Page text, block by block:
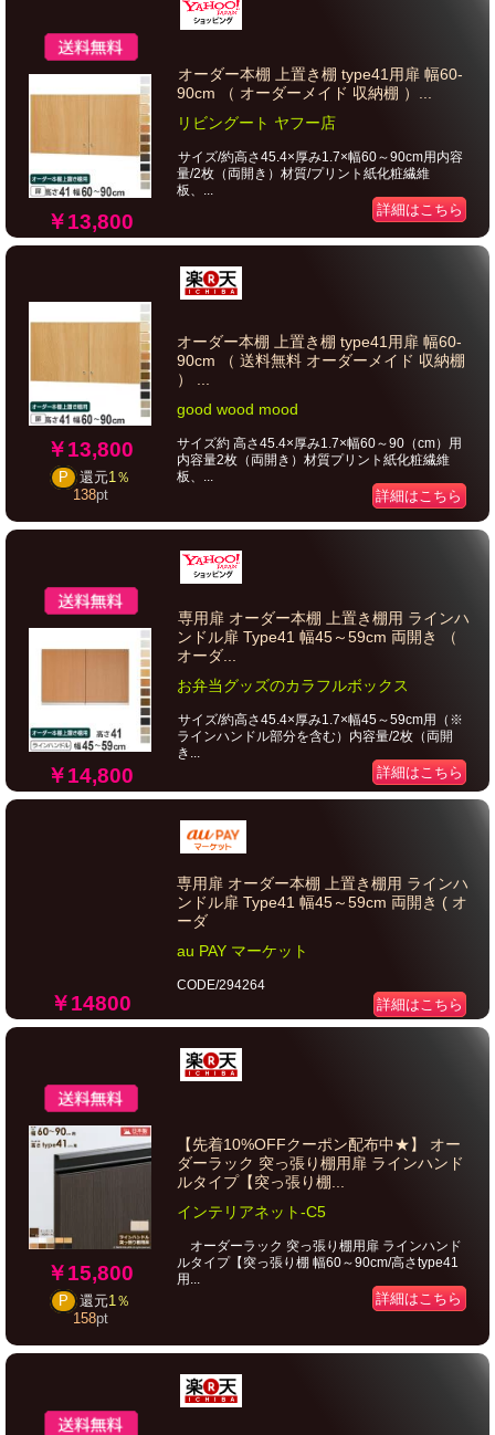
￥13,800
オーダー本棚 上置き棚 type41用扉 幅60-
90cm （ オーダーメイド 収納棚 ）...
リビングート ヤフー店
サイズ/約高さ45.4×厚み1.7×幅60～90cm用内容
量/2枚（両開き）材質/プリント紙化粧繊維
板、...
詳細はこちら
￥13,800
P 還元1％
138pt
オーダー本棚 上置き棚 type41用扉 幅60-
90cm （ 送料無料 オーダーメイド 収納棚
） ...
good wood mood
サイズ約 高さ45.4×厚み1.7×幅60～90（cm）用
内容量2枚（両開き）材質プリント紙化粧繊維
板、...
詳細はこちら
￥14,800
専用扉 オーダー本棚 上置き棚用 ラインハ
ンドル扉 Type41 幅45～59cm 両開き （
オーダ...
お弁当グッズのカラフルボックス
サイズ/約高さ45.4×厚み1.7×幅45～59cm用（※
ラインハンドル部分を含む）内容量/2枚（両開
き...
詳細はこちら
￥14800
専用扉 オーダー本棚 上置き棚用 ラインハ
ンドル扉 Type41 幅45～59cm 両開き ( オ
ーダ
au PAY マーケット
CODE/294264
詳細はこちら
￥15,800
P 還元1％
158pt
【先着10%OFFクーポン配布中★】 オー
ダーラック 突っ張り棚用扉 ラインハンド
ルタイプ【突っ張り棚...
インテリアネット-C5
オーダーラック 突っ張り棚用扉 ラインハンド
ルタイプ【突っ張り棚 幅60～90cm/高さtype41
用...
詳細はこちら